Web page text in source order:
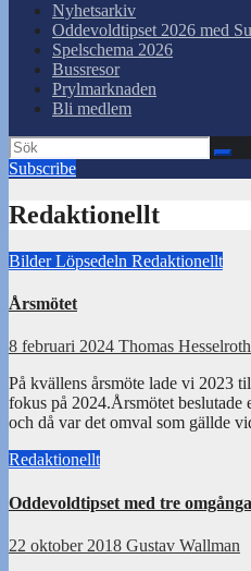
Nyhetsarkiv
Oddevoldtipset 2026 med
Spelschema 2026
Bussresor
Prylmarknaden
Bli medlem
Subscribe
Redaktionellt
BilderLöpsedeln Redaktionellt
Årsmötet
8 februari 2024 Thomas Hesselroth
På kvällens årsmöte lade vi 2023
fokus på 2024.Årsmötet beslutade
och då var det omval som gällde
Redaktionellt
Oddevoldtipset med tre
22 oktober 2018 Gustav Wallman